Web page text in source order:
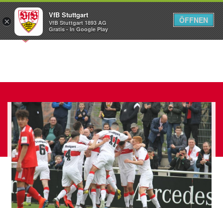
Menü
×
VfB Stuttgart
VfB Stuttgart 1893 AG
Gratis - In Google Play
ÖFFNEN